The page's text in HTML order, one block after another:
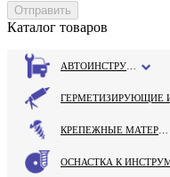
Каталог товаров